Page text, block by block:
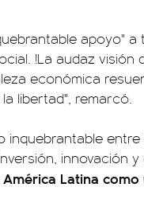
apoyo" a
!La audaz visión
económica
libertad", remarcó.
inquebrantable entre
innovación
Latina como